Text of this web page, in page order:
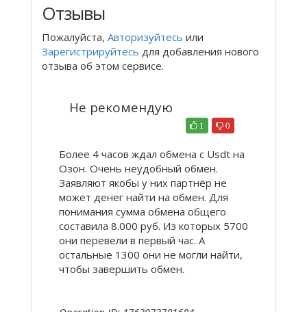
Отзывы
Пожалуйста, Авторизуйтесь или
Зарегистрируйтесь для добавления нового
отзыва об этом сервисе.
Не рекомендую
0
1
Более 4 часов ждал обмена с Usdt на
Озон. Очень неудобный обмен.
Заявляют якобы у них партнёр не
может денег найти на обмен. Для
понимания сумма обмена общего
составила 8.000 руб. Из которых 5700
они перевели в первый час. А
остальные 1300 они не могли найти,
чтобы завершить обмен.